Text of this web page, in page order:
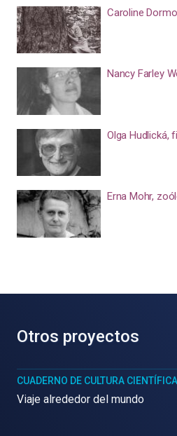
Caroline
Nancy Farley
Olga Hudlická,
Erna Mohr,
Otros proyectos
CUADERNO DE CULTURA CIENTÍFICA
Viaje alrededor del mundo